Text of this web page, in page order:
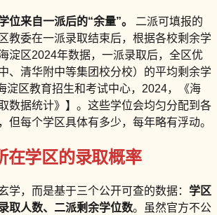
位来自一派后的“余量”。
二派可填报的
教委在一派录取结束后，根据各校剩余学
淀区2024年数据，一派录取后，全区优
、清华附中等集团校分校）的平均剩余学
淀区教育招生和考试中心，2024，《海
数据统计》】。这些学位会均匀分配到各
但每个学区具体有多少，每年略有浮动。
在学区的录取概率
学，而是基于三个公开可查的数据： 学区
取人数、二派剩余学位数。虽然官方不公